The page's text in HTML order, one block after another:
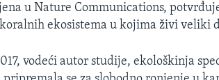
u Nature Communications,
ekosistema u kojima živi veliki
vodeći autor studije, ekološkinja